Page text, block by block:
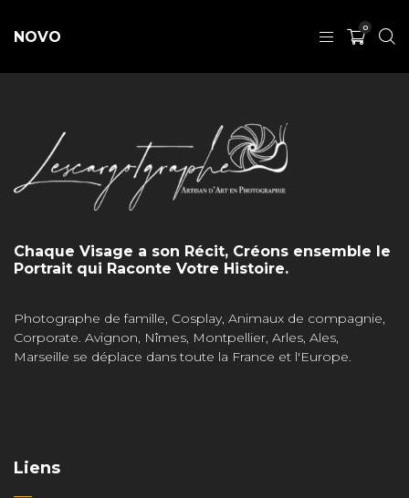
NOVO
0
Chaque Visage a son Récit, Créons ensemble le
Portrait qui Raconte Votre Histoire.
Photographe de famille, Cosplay, Animaux de compagnie,
Corporate. Avignon, Nîmes, Montpellier, Arles, Ales,
Marseille se déplace dans toute la France et l'Europe.
Liens